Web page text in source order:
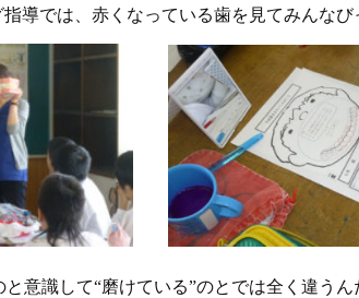
導では、赤くなっている歯を見てみんなび
と意識して“磨けている”のとでは全く違う